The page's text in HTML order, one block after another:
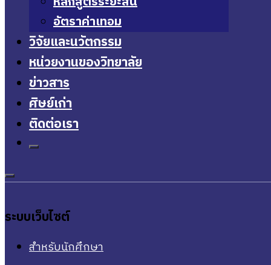
อัตราค่าเทอม
วิจัยและนวัตกรรม
หน่วยงานของวิทยาลัย
ข่าวสาร
ศิษย์เก่า
ติดต่อเรา
ระบบเว็บไซต์
สำหรับนักศึกษา